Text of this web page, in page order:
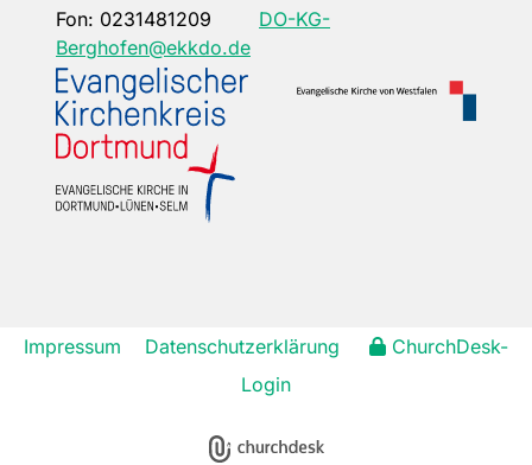
Fon: 0231481209
DO-KG-
Berghofen@ekkdo.de
Impressum Datenschutzerklärung
ChurchDesk-
Login